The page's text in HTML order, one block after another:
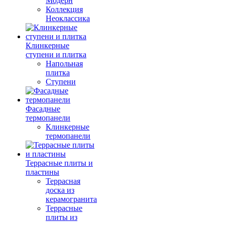
Коллекция
Неоклассика
Клинкерные
ступени и плитка
Напольная
плитка
Ступени
Фасадные
термопанели
Клинкерные
термопанели
Террасные плиты и
пластины
Террасная
доска из
керамогранита
Террасные
плиты из